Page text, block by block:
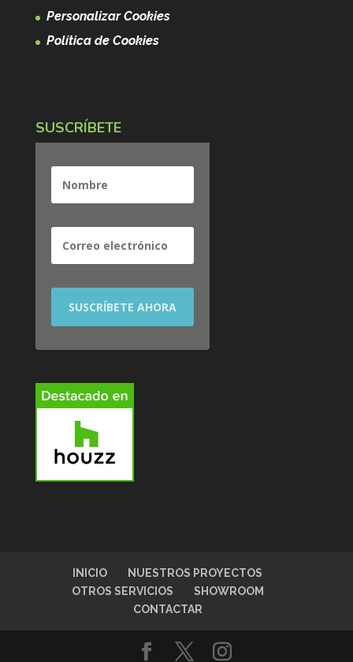
Personalizar Cookies
Política de Cookies
SUSCRÍBETE
INICIO
NUESTROS PROYECTOS
OTROS SERVICIOS
SHOWROOM
CONTACTAR